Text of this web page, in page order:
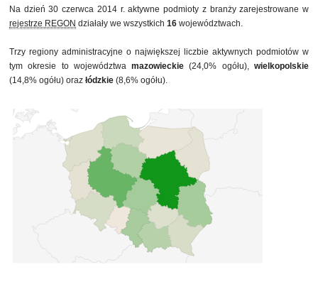
Na dzień 30 czerwca 2014 r. aktywne podmioty z branży zarejestrowane w
rejestrze REGON działały we wszystkich 16 województwach.
Trzy regiony administracyjne o największej liczbie aktywnych podmiotów w
tym okresie to województwamazowieckie (24,0% ogółu),wielkopolskie
(14,8% ogółu) oraz łódzkie (8,6% ogółu).